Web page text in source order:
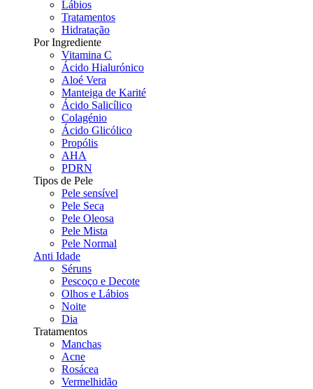
Lábios
Tratamentos
Hidratação
Por Ingrediente
Vitamina C
Ácido Hialurónico
Aloé Vera
Manteiga de Karité
Ácido Salicílico
Colagénio
Ácido Glicólico
Propólis
AHA
PDRN
Tipos de Pele
Pele sensível
Pele Seca
Pele Oleosa
Pele Mista
Pele Normal
Anti Idade
Séruns
Pescoço e Decote
Olhos e Lábios
Noite
Dia
Tratamentos
Manchas
Acne
Rosácea
Vermelhidão